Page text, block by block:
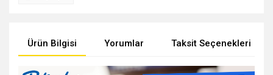
Ürün Bilgisi Yorumlar Taksit Seçenekleri